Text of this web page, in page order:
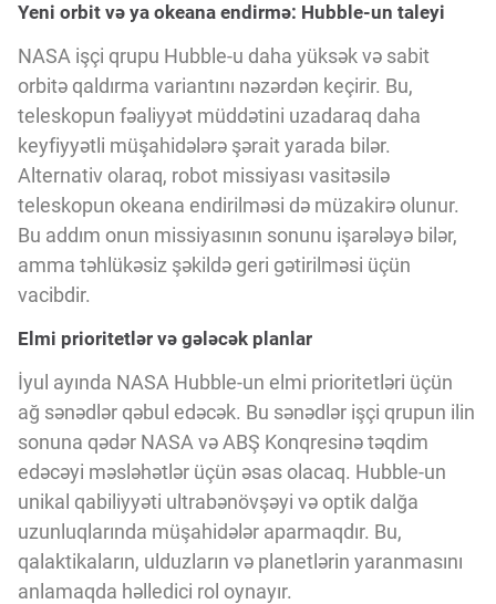
Vizyoner Baxışı
Innovasiya Bələdçisi
Gələcəyin Təhlili
Podkastlar
Yeni orbit və ya okeana endirmə: Hubble-un taleyi
NASA işçi qrupu Hubble-u daha yüksək və sabit
orbitə qaldırma variantını nəzərdən keçirir. Bu,
teleskopun fəaliyyət müddətini uzadaraq daha
keyfiyyətli müşahidələrə şərait yarada bilər.
Alternativ olaraq, robot missiyası vasitəsilə
teleskopun okeana endirilməsi də müzakirə olunur.
Bu addım onun missiyasının sonunu işarələyə bilər,
amma təhlükəsiz şəkildə geri gətirilməsi üçün
vacibdir.
Elmi prioritetlər və gələcək planlar
İyul ayında NASA Hubble-un elmi prioritetləri üçün
ağ sənədlər qəbul edəcək. Bu sənədlər işçi qrupun ilin
sonuna qədər NASA və ABŞ Konqresinə təqdim
edəcəyi məsləhətlər üçün əsas olacaq. Hubble-un
unikal qabiliyyəti ultrabənövşəyi və optik dalğa
uzunluqlarında müşahidələr aparmaqdır. Bu,
qalaktikaların, ulduzların və planetlərin yaranmasını
anlamaqda həlledici rol oynayır.